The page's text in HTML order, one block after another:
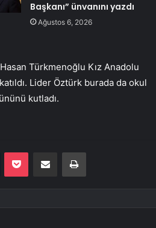
Başkanı” ünvanını yazdı
Ağustos 6, 2026
Türkmenoğlu Kız Anadolu
Lider Öztürk burada da okul
kutladı.
Pocket E-Posta ile paylaş Yazdır